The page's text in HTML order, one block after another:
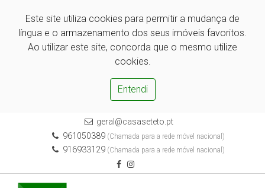
Este site utiliza cookies para permitir a mudança de
língua e o armazenamento dos seus imóveis favoritos.
Ao utilizar este site, concorda que o mesmo utilize
cookies.
Entendi
geral@casaseteto.pt
961050389 (Chamada para a rede móvel nacional)
916933129 (Chamada para a rede móvel nacional)